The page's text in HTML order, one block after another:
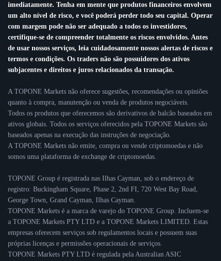
imediatamente. Tenha em mente que produtos financeiros envolvem
um alto nível de risco, e você poderá perder todo seu capital. Operar
com margem pode não ser adequado a todos os investidores,
certifique-se de compreender totalmente os riscos envolvidos. Antes
de usar nossos serviços, leia cuidadosamente nossos alertas de riscos e
termos e condições. Os traders não são possuidores dos ativos
subjacentes e direitos e juros relacionados da transação.
A TOPONE Markets não oferece sugestões, recomendações ou opiniões
quanto à compra, manutenção ou venda de produtos negociáveis.
Todos os produtos que oferecemos são derivativos de balcão baseados em
ativos globais. Todos os serviços oferecidos pela TOPONE Markets são
baseados apenas na execução das instruções de negociação.
A TOPONE Markets não emite, compra ou vende criptomoedas e não
somos uma plataforma de exchange de criptomoedas.
TOPONE Group é registrada nas Ilhas Cayman, sob o endereço de
registro: Buckingham Square, Phase 2, 2nd FI, 720 West Bay Road,
George Town, Grand Cayman, Ilhas Cayman.
TOPONE Markets é a marca de varejo do TOPONE Group. Incluem-se
a TOPONE Markets PTY LTD e a TOPONE Markets LIMITED. Estas
empresas oferecem serviços sob regulamentos locais e possuem suas
próprias licenças e permissões operacionais de serviços.
TOPONE Markets PTY LTD é regulada pela Australian ASIC